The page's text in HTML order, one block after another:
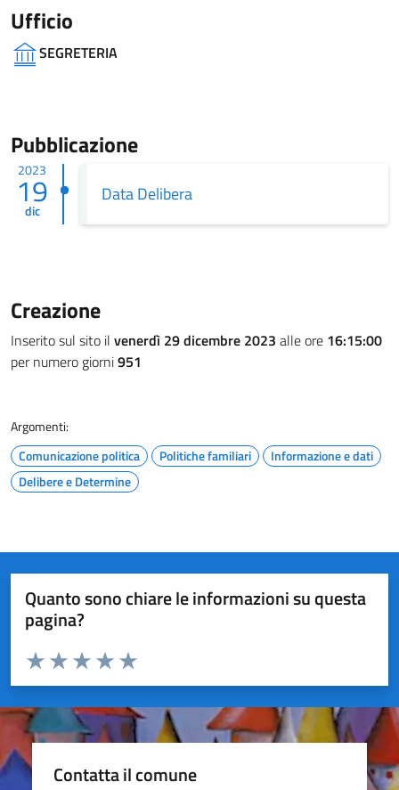
Ufficio
SEGRETERIA
Pubblicazione
2023
19
dic
Data Delibera
Creazione
Inserito sul sito il venerdì 29 dicembre 2023 alle ore 16:15:00
per numero giorni951
Argomenti:
Comunicazione politica
Politiche familiari
Informazione e dati
Delibere e Determine
Quanto sono chiare le informazioni su questa
pagina?
Valuta da 1 a 5 stelle la pagina
Valuta 5 stelle su 5
Valuta 4 stelle su 5
Valuta 3 stelle su 5
Valuta 2 stelle su 5
Valuta 1 stelle su 5
Contatta il comune